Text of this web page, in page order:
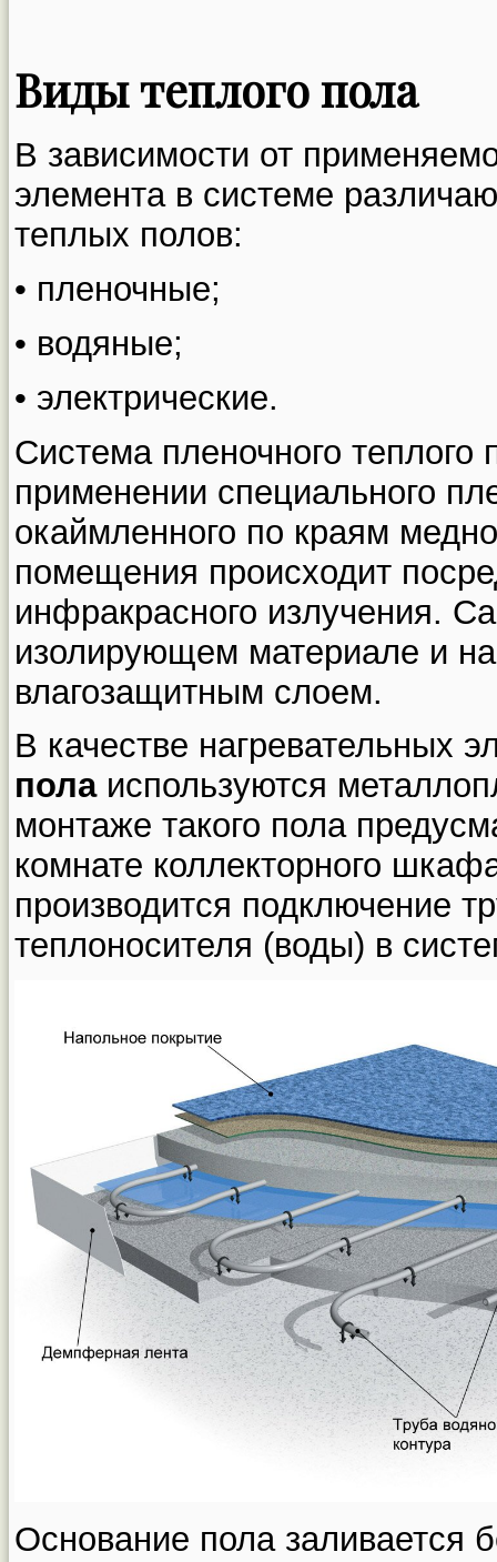
Виды теплого пола
В зависимости от
элемента в системе
теплых полов:
• пленочные;
• водяные;
• электрические.
Система пленочного теплого
применении специального
окаймленного по краям
помещения происходит
инфракрасного излучения.
изолирующем материале и
влагозащитным слоем.
В качестве нагревательных
полаиспользуются
монтаже такого пола
комнате коллекторного
производится подключение
теплоносителя (воды) в
Основание пола заливается